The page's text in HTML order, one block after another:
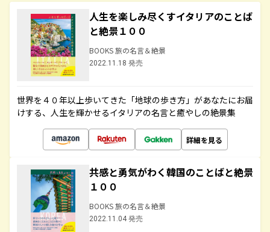
人生を楽しみ尽くすイタリアのことば
と絶景１００
BOOKS 旅の名言＆絶景
2022.11.18 発売
世界を４０年以上歩いてきた「地球の歩き方」があなたにお届
けする、人生を輝かせるイタリアの名言と癒やしの絶景集
詳細を見る
共感と勇気がわく韓国のことばと絶景
１００
BOOKS 旅の名言＆絶景
2022.11.04 発売